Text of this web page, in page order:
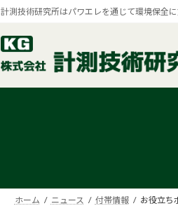
計測技術研究所はパワエレを通じて環境保全
ホーム ニュース 付帯情報 お役立ち